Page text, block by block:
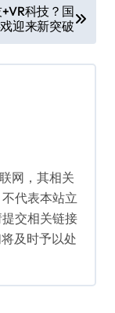
科技？国
迎来新突破
网，其相关
代表本站立
交相关链接
及时予以处